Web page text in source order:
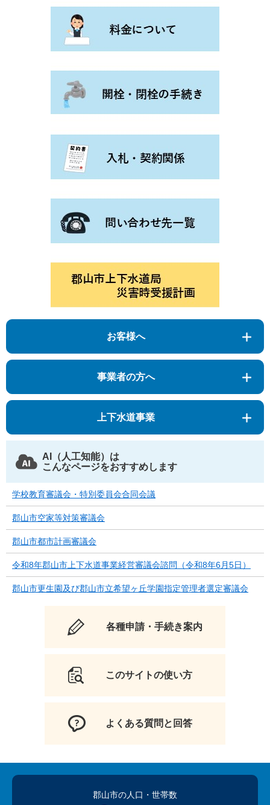
お客様へ
事業者の方へ
上下水道事業
AI（人工知能）は
こんなページをおすすめします
学校教育審議会・特別委員会合同会議
郡山市空家等対策審議会
郡山市都市計画審議会
令和8年郡山市上下水道事業経営審議会諮問（令和8年6月5日）
郡山市更生園及び郡山市立希望ヶ丘学園指定管理者選定審議会
各種申請・手続き案内
このサイトの使い方
よくある質問と回答
郡山市の人口 ・世帯数